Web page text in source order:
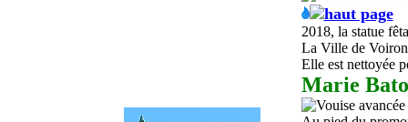
2018, la statue
La Ville de Voiron
Elle est nettoyée
Marie